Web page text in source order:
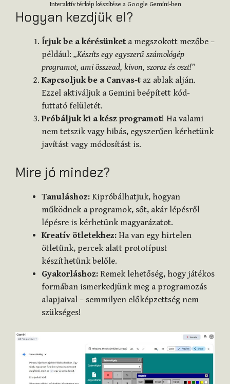
Interaktív térkép készítése a Google Gemini-ben
Hogyan kezdjük el?
Írjuk be a kérésünket a megszokott mezőbe –
például: „Készíts egy egyszerű számológép
programot, ami összead, kivon, szoroz és oszt!”
Kapcsoljuk be a Canvas-t az ablak alján.
Ezzel aktiváljuk a Gemini beépített kód-
futtató felületét.
Próbáljuk ki a kész programot! Ha valami
nem tetszik vagy hibás, egyszerűen kérhetünk
javítást vagy módosítást is.
Mire jó mindez?
Tanuláshoz: Kipróbálhatjuk, hogyan
működnek a programok, sőt, akár lépésről
lépésre is kérhetünk magyarázatot.
Kreatív ötletekhez: Ha van egy hirtelen
ötletünk, percek alatt prototípust
készíthetünk belőle.
Gyakorláshoz: Remek lehetőség, hogy játékos
formában ismerkedjünk meg a programozás
alapjaival – semmilyen előképzettség nem
szükséges!